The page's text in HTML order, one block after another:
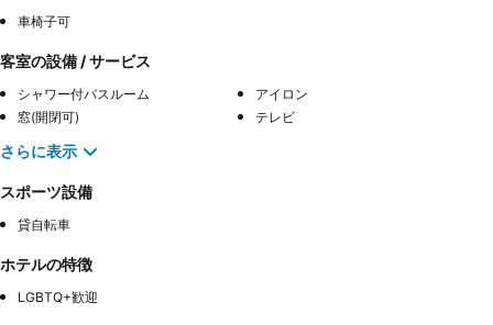
車椅子可
客室の設備 / サービス
シャワー付バスルーム
アイロン
窓(開閉可)
テレビ
さらに表示
スポーツ設備
貸自転車
ホテルの特徴
LGBTQ+歓迎